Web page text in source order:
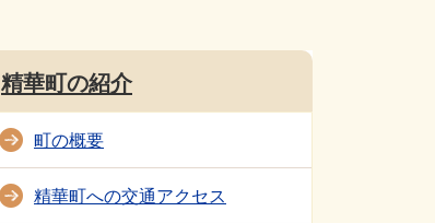
精華町の紹介
町の概要
精華町への交通アクセス